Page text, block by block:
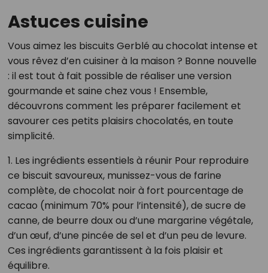
Astuces cuisine
Vous aimez les biscuits Gerblé au chocolat intense et
vous rêvez d’en cuisiner à la maison ? Bonne nouvelle
: il est tout à fait possible de réaliser une version
gourmande et saine chez vous ! Ensemble,
découvrons comment les préparer facilement et
savourer ces petits plaisirs chocolatés, en toute
simplicité.
1. Les ingrédients essentiels à réunir Pour reproduire
ce biscuit savoureux, munissez-vous de farine
complète, de chocolat noir à fort pourcentage de
cacao (minimum 70% pour l’intensité), de sucre de
canne, de beurre doux ou d’une margarine végétale,
d’un œuf, d’une pincée de sel et d’un peu de levure.
Ces ingrédients garantissent à la fois plaisir et
équilibre.